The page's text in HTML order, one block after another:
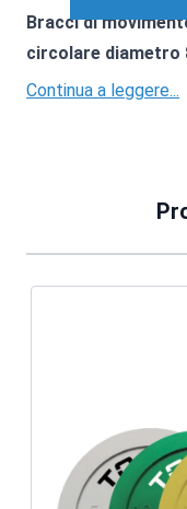
Bracci di
circolare diametro
Continua a leggere...